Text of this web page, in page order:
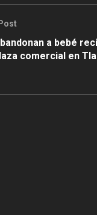
a bebé
comercial en